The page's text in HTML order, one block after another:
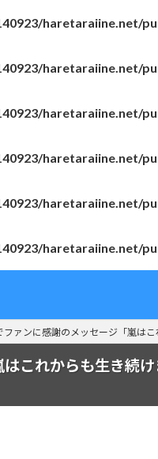
haretaraiine.net/
haretaraiine.net/
haretaraiine.net/
haretaraiine.net/
haretaraiine.net/
haretaraiine.net/
ァンに感謝のメッセージ「嵐は
これからも生き続